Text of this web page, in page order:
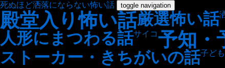
死ぬほど洒落にならない怖い話 toggle navigation
殿堂入り怖い話厳選怖い話
人形にまつわる話サイコ予知・
ストーカー・きちがいの話子ど